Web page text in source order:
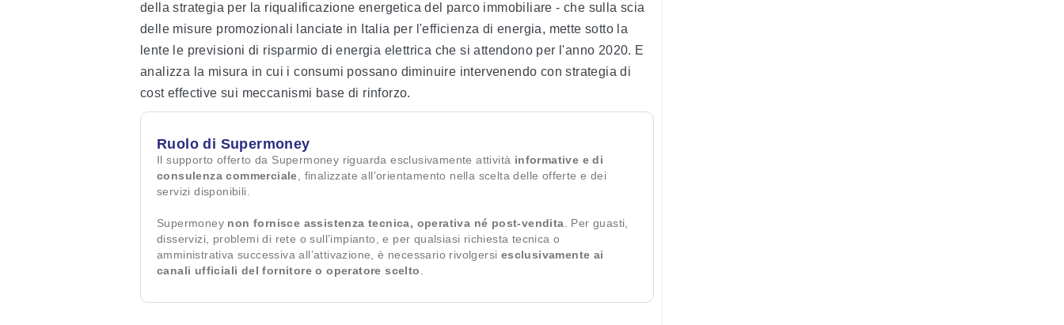
della strategia per la riqualificazione energetica del parco immobiliare - che sulla scia
delle misure promozionali lanciate in Italia per l'efficienza di energia, mette sotto la
lente le previsioni di risparmio di energia elettrica che si attendono per l'anno 2020. E
analizza la misura in cui i consumi possano diminuire intervenendo con strategia di
cost effective sui meccanismi base di rinforzo.
Ruolo di Supermoney
Il supporto offerto da Supermoney riguarda esclusivamente attività informative e di
consulenza commerciale, finalizzate all’orientamento nella scelta delle offerte e dei
servizi disponibili.
Supermoney non fornisce assistenza tecnica, operativa né post-vendita. Per guasti,
disservizi, problemi di rete o sull’impianto, e per qualsiasi richiesta tecnica o
amministrativa successiva all’attivazione, è necessario rivolgersi esclusivamente ai
canali ufficiali del fornitore o operatore scelto.